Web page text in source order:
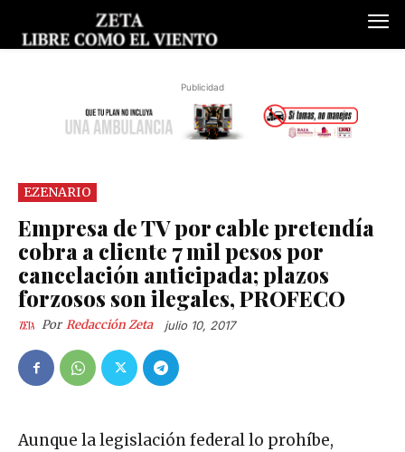
Publicidad
EZENARIO
Empresa de TV por cable pretendía
cobra a cliente 7 mil pesos por
cancelación anticipada; plazos
forzosos son ilegales, PROFECO
Por Redacción Zeta julio 10, 2017
Aunque la legislación federal lo prohíbe,